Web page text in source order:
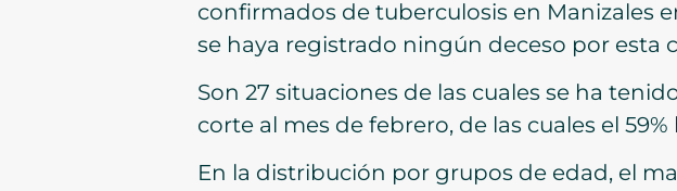
confirmados de tuberculosis en Manizales
se haya registrado ningún deceso por esta
Son 27 situaciones de las cuales se ha
corte al mes de febrero, de las cuales el
En la distribución por grupos de edad, el